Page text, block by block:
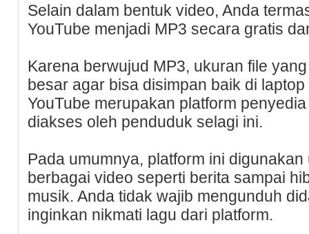
Selain dalam bentuk video, Anda
YouTube menjadi MP3 secara gratis
Karena berwujud MP3, ukuran file
besar agar bisa disimpan baik di
YouTube merupakan platform
diakses oleh penduduk selagi ini.
Pada umumnya, platform ini
berbagai video seperti berita sampai
musik. Anda tidak wajib mengunduh
inginkan nikmati lagu dari platform.